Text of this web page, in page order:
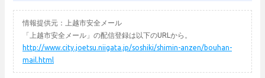
情報提供元：上越市安全メール
「上越市安全メール」の配信登録は以下のURLから。
http://www.city.joetsu.niigata.jp/soshiki/shimin-anzen/bouhan-
mail.html